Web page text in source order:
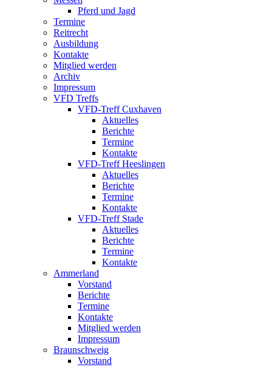
Pferd und Jagd
Termine
Reitrecht
Ausbildung
Kontakte
Mitglied werden
Archiv
Impressum
VFD Treffs
VFD-Treff Cuxhaven
Aktuelles
Berichte
Termine
Kontakte
VFD-Treff Heeslingen
Aktuelles
Berichte
Termine
Kontakte
VFD-Treff Stade
Aktuelles
Berichte
Termine
Kontakte
Ammerland
Vorstand
Berichte
Termine
Kontakte
Mitglied werden
Impressum
Braunschweig
Vorstand